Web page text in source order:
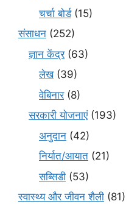
चर्चा बोर्ड(15)
संसाधन (252)
ज्ञान केंद्र(63)
लेख(39)
वेबिनार(8)
सरकारी योजनाएं(193)
अनुदान (42)
निर्यात/आयात (21)
सब्सिडी (53)
स्वास्थ्य और जीवन शैली (81)